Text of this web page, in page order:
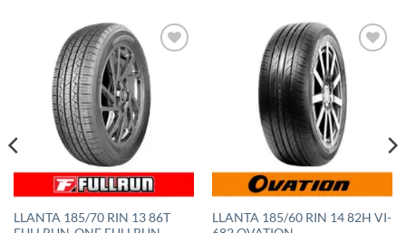
LLANTA 185/70 RIN 13 86T
LLANTA 185/60 RIN 14 82H VI-